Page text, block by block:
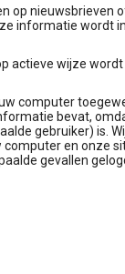
op nieuwsbrieven
informatie wordt
actieve wijze
computer
bevat,
gebruiker) is.
en onze
gevallen